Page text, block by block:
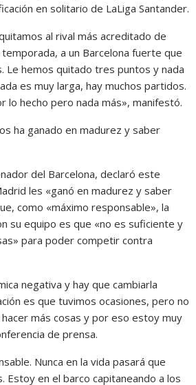
en solitario de LaLiga Santander.
al rival más acreditado de
a un Barcelona fuerte que
Le hemos quitado tres puntos y nada
es muy larga, hay muchos partidos.
lo hecho pero nada más», manifestó.
ha ganado en madurez y saber
del Barcelona, declaró este
les «ganó en madurez y saber
como «máximo responsable», la
su equipo es que «no es suficiente y
para poder competir contra
negativa y hay que cambiarla
es que tuvimos ocasiones, pero no
más cosas y por eso estoy muy
de prensa.
Nunca en la vida pasará que
Estoy en el barco capitaneando a los